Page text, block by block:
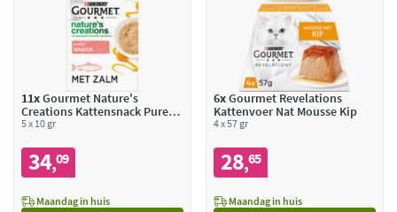
11xGourmet Nature's
Creations Kattensnack Puree
Zalm Wortel
5 x 10 gr
34,09
Maandag in huis
6xGourmet Revelations
Kattenvoer Nat Mousse Kip
4 x 57 gr
28,65
Maandag in huis